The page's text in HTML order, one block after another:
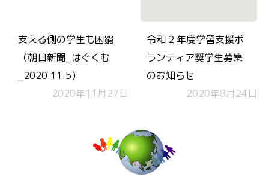
支える側の学生も困窮
（朝日新聞_はぐくむ
_2020.11.5）
2020年11月27日
令和 2 年度学習支援ボ
ランティア奨学生募集
のお知らせ
2020年8月24日